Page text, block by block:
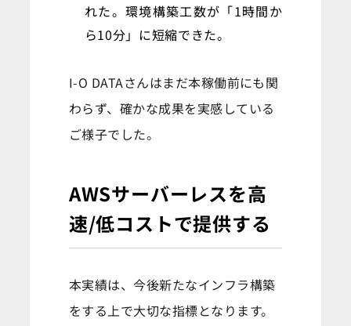
れた。環境構築工数が「1時間か
ら10分」に短縮できた。
I-O DATAさんはまだ本稼働前にも関
わらず、確かな成果を実感している
ご様子でした。
AWSサーバーレスを高
速/低コストで提供する
本実績は、今後新たなインフラ構築
をする上で大切な指標となります。